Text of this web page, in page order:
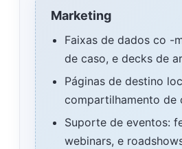
Marketing
Faixas de dados co -
de caso, e decks de
Páginas de destino
compartilhamento de
Suporte de eventos:
webinars, e